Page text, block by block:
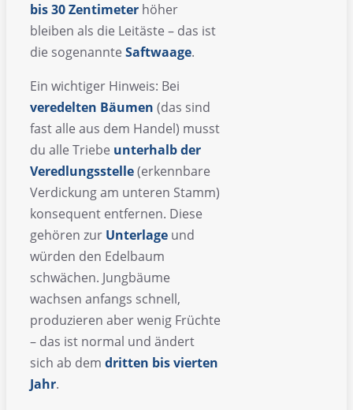
bis 30 Zentimeter höher
bleiben als die Leitäste – das ist
die sogenannte Saftwaage.
Ein wichtiger Hinweis: Bei
veredelten Bäumen (das sind
fast alle aus dem Handel) musst
du alle Triebe unterhalb der
Veredlungsstelle(erkennbare
Verdickung am unteren Stamm)
konsequent entfernen. Diese
gehören zur Unterlage und
würden den Edelbaum
schwächen. Jungbäume
wachsen anfangs schnell,
produzieren aber wenig Früchte
– das ist normal und ändert
sich ab dem dritten bis vierten
Jahr.